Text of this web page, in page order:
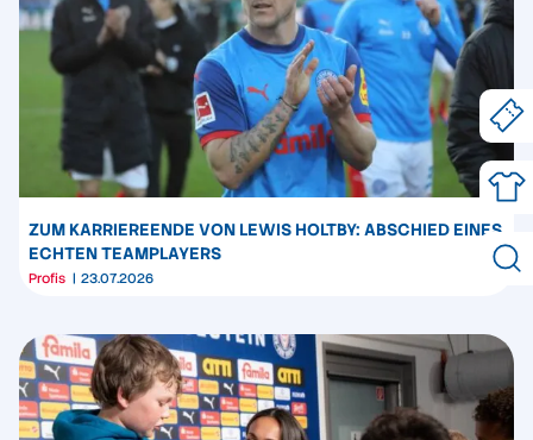
ZUM KARRIEREENDE VON LEWIS HOLTBY: ABSCHIED EINES
ECHTEN TEAMPLAYERS
Profis 23.07.2026